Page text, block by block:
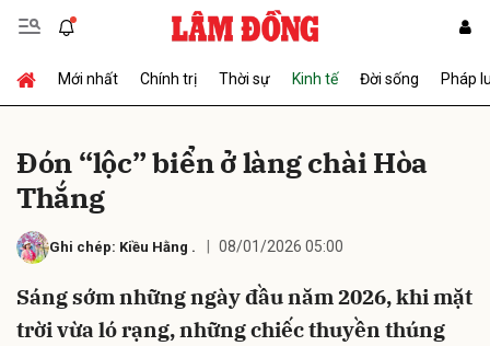
Mới nhất Chính trị Thời sự Kinh tế Đời sống Pháp
Đón “lộc” biển ở làng chài Hòa
Thắng
Ghi chép: Kiều Hằng . 08/01/2026 05:00
Sáng sớm những ngày đầu năm 2026, khi mặt
trời vừa ló rạng, những chiếc thuyền thúng
Gửi bình luận
Hủy Gửi